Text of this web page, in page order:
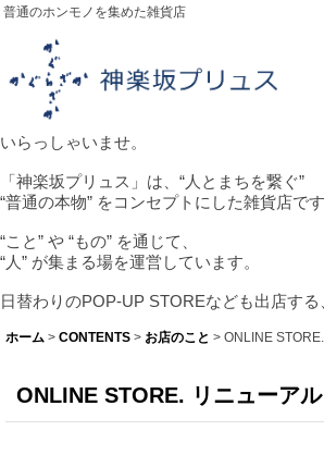
普通のホンモノを集めた雑貨店
いらっしゃいませ。
「神楽坂プリュス」は、“人とまちを繋ぐ”
“普通の本物” をコンセプトにした雑貨店です
“こと” や “もの” を通じて、
“人” が集まる場を運営しています。
日替わりのPOP-UP STOREなども出店する
ホーム > CONTENTS > お店のこと > ONLINE
ONLINE STORE. リニューアル